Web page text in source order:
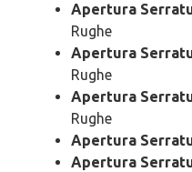
Apertura
Rughe
Apertura
Rughe
Apertura
Rughe
Apertura
Apertura